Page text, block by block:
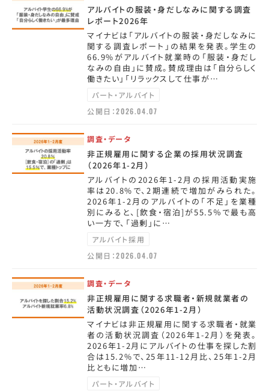
アルバイトの服装・身だしなみに関する調査
レポート2026年
マイナビは「アルバイトの服装・身だしなみに
関する調査レポート」の結果を発表。学生の
66.9%がアルバイト就業時の「服装・身だし
なみの自由」に賛成。賛成理由は「自分らしく
働きたい」「リラックスして仕事が…
パート・アルバイト
公開日：2026.04.07
調査・データ
非正規雇用に関する企業の採用状況調査
（2026年1-2月）
アルバイトの2026年1-2月の採用活動実施
率は20.8%で、2期連続で増加がみられた。
2026年1-2月のアルバイトの「不足」を業種
別にみると、[飲食・宿泊]が55.5％で最も高
い一方で、「過剰」に…
アルバイト採用
公開日：2026.04.07
調査・データ
非正規雇用に関する求職者・新規就業者の
活動状況調査（2026年1-2月）
マイナビは非正規雇用に関する求職者・就業
者の活動状況調査（2026年1-2月）を発表。
2026年1-2月にアルバイトの仕事を探した割
合は15.2%で、25年11-12月比、25年1-2月
比ともに増加…
パート・アルバイト